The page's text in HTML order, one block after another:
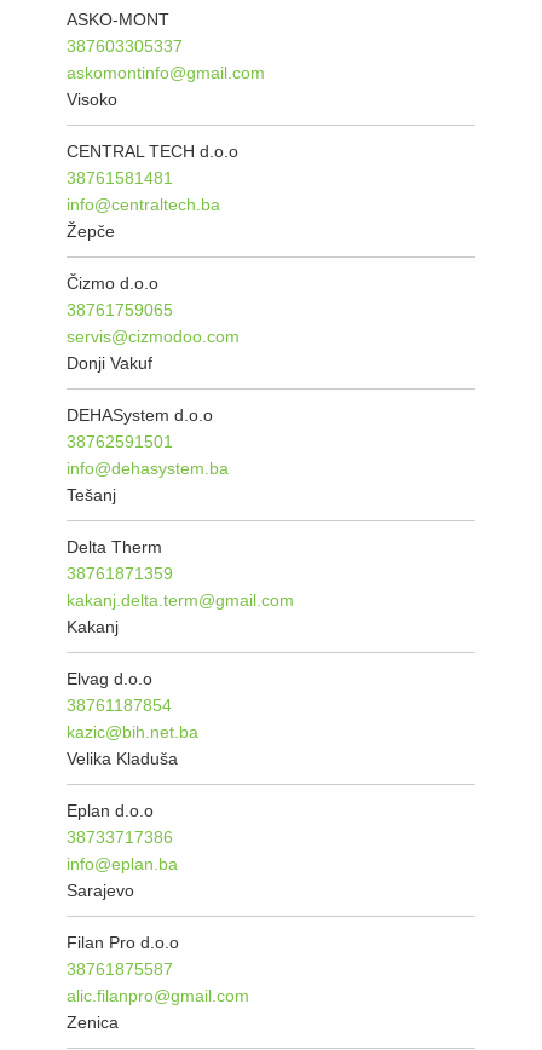
ASKO-MONT
387603305337
askomontinfo@gmail.com
Visoko
CENTRAL TECH d.o.o
38761581481
info@centraltech.ba
Žepče
Čizmo d.o.o
38761759065
servis@cizmodoo.com
Donji Vakuf
DEHASystem d.o.o
38762591501
info@dehasystem.ba
Tešanj
Delta Therm
38761871359
kakanj.delta.term@gmail.com
Kakanj
Elvag d.o.o
38761187854
kazic@bih.net.ba
Velika Kladuša
Eplan d.o.o
38733717386
info@eplan.ba
Sarajevo
Filan Pro d.o.o
38761875587
alic.filanpro@gmail.com
Zenica